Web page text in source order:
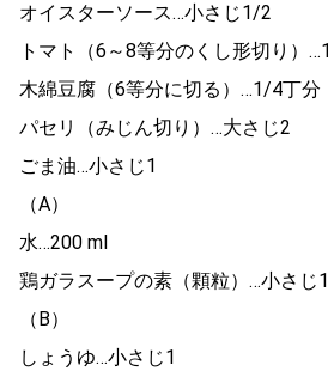
オイスターソース…小さじ1/2
トマト（6～8等分のくし形切り）
木綿豆腐（6等分に切る）…1/4丁分
パセリ（みじん切り）…大さじ2
ごま油…小さじ1
（A）
水…200 ml
鶏ガラスープの素（顆粒）…小さじ
（B）
しょうゆ…小さじ1